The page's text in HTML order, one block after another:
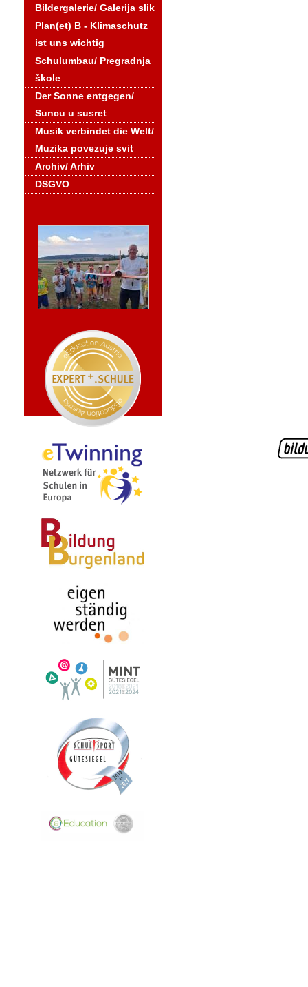
Bildergalerie/ Galerija slik
Plan(et) B - Klimaschutz
ist uns wichtig
Schulumbau/ Pregradnja
škole
Der Sonne entgegen/
Suncu u susret
Musik verbindet die Welt/
Muzika povezuje svit
Archiv/ Arhiv
DSGVO